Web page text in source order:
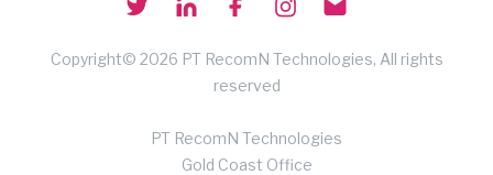
Copyright© 2026 PT RecomN Technologies, All rights
reserved
PT RecomN Technologies
Gold Coast Office